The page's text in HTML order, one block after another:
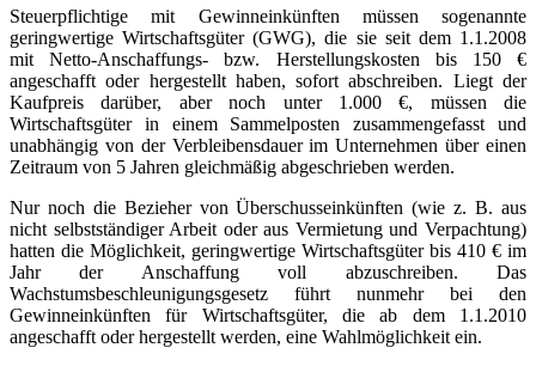
Steuerpflichtige mit Gewinneinkünften müssen sogenannte
geringwertige Wirtschaftsgüter (GWG), die sie seit dem 1.1.2008
mit Netto-Anschaffungs- bzw. Herstellungskosten bis 150 €
angeschafft oder hergestellt haben, sofort abschreiben. Liegt der
Kaufpreis darüber, aber noch unter 1.000 €, müssen die
Wirtschaftsgüter in einem Sammelposten zusammengefasst und
unabhängig von der Verbleibensdauer im Unternehmen über einen
Zeitraum von 5 Jahren gleichmäßig abgeschrieben werden.
Nur noch die Bezieher von Überschusseinkünften (wie z. B. aus
nicht selbstständiger Arbeit oder aus Vermietung und Verpachtung)
hatten die Möglichkeit, geringwertige Wirtschaftsgüter bis 410 € im
Jahr der Anschaffung voll abzuschreiben. Das
Wachstumsbeschleunigungsgesetz führt nunmehr bei den
Gewinneinkünften für Wirtschaftsgüter, die ab dem 1.1.2010
angeschafft oder hergestellt werden, eine Wahlmöglichkeit ein.